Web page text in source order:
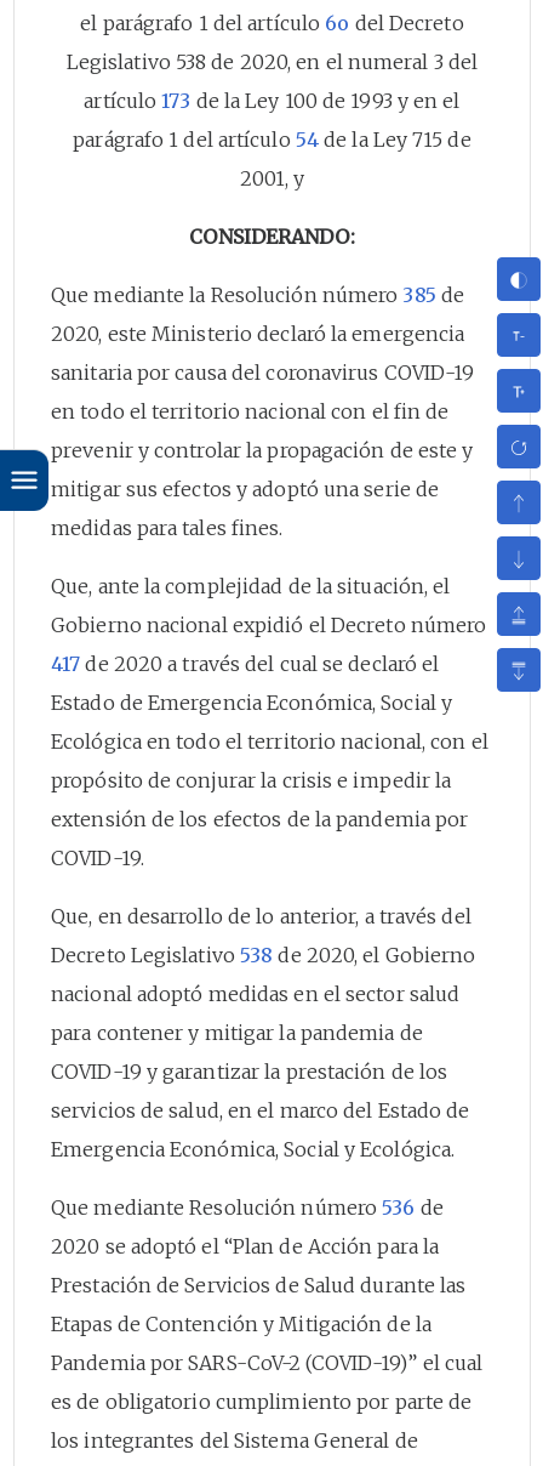
el parágrafo 1 del artículo 6o del Decreto
Legislativo 538 de 2020, en el numeral 3 del
artículo173 de la Ley 100 de 1993 y en el
parágrafo 1 del artículo 54 de la Ley 715 de
2001, y
CONSIDERANDO:
Que mediante la Resolución número 385 de
2020, este Ministerio declaró la emergencia
sanitaria por causa del coronavirus COVID-19
en todo el territorio nacional con el fin de
prevenir y controlar la propagación de este y
mitigar sus efectos y adoptó una serie de
medidas para tales fines.
Que, ante la complejidad de la situación, el
Gobierno nacional expidió el Decreto número
417 de 2020 a través del cual se declaró el
Estado de Emergencia Económica, Social y
Ecológica en todo el territorio nacional, con el
propósito de conjurar la crisis e impedir la
extensión de los efectos de la pandemia por
COVID-19.
Que, en desarrollo de lo anterior, a través del
Decreto Legislativo 538 de 2020, el Gobierno
nacional adoptó medidas en el sector salud
para contener y mitigar la pandemia de
COVID-19 y garantizar la prestación de los
servicios de salud, en el marco del Estado de
Emergencia Económica, Social y Ecológica.
Que mediante Resolución número536 de
2020 se adoptó el “Plan de Acción para la
Prestación de Servicios de Salud durante las
Etapas de Contención y Mitigación de la
Pandemia por SARS-CoV-2 (COVID-19)” el cual
es de obligatorio cumplimiento por parte de
los integrantes del Sistema General de